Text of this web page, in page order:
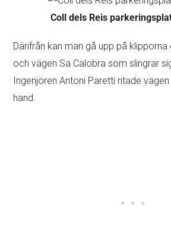
Coll dels Reis
Därifrån kan man gå upp på
och vägen Sa Calobra som slingrar
Ingenjören Antoni Paretti ritade
hand.